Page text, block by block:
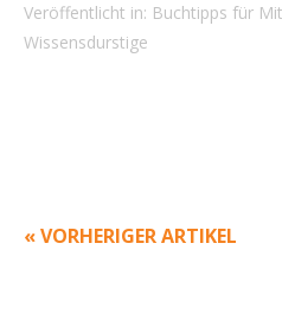
Veröffentlicht in: Buchtipps für
Wissensdurstige
« VORHERIGER ARTIKEL